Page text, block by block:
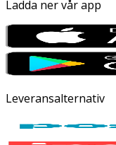
Ladda ner vår app
Leveransalternativ